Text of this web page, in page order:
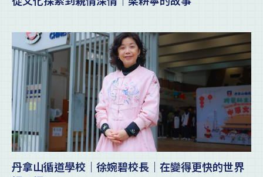
丹拿山循道學校｜徐婉碧校長｜在變得更快的世界